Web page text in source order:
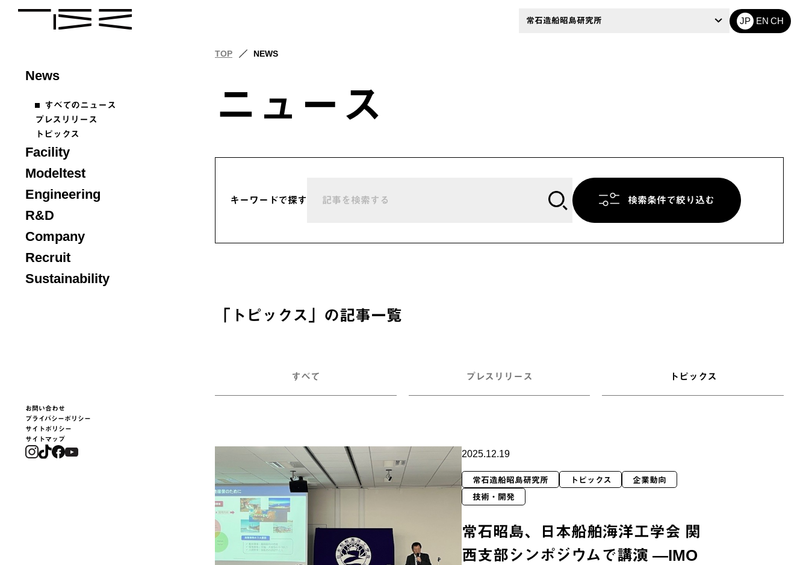
常石造船昭島研究所 JP EN CH
News
すべてのニュース
プレスリリース
トピックス
Facility
Modeltest
Engineering
R&D
Company
Recruit
Sustainability
お問い合わせ
プライバシーポリシー
サイトポリシー
サイトマップ
TOP NEWS
ニュース
キーワードで探す 検索条件で絞り込む
「 トピックス」の記事一覧
すべて プレスリリース トピックス
2025.12.19
常石造船昭島研究所 トピックス
企業動向
技術・開発
常石昭島、日本船舶海洋工学会 関
西支部シンポジウムで講演 ―IMO